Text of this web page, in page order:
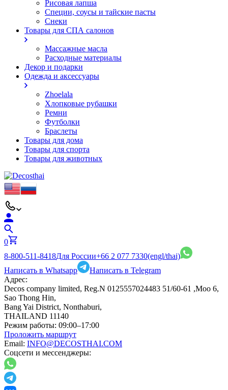
Рисовая лапша
Специи, соусы и тайские пасты
Снеки
Товары для СПА салонов
Массажные масла
Расходные материалы
Декор и подарки
Одежда и аксессуары
Zhoelala
Хлопковые рубашки
Ремни
Футболки
Браслеты
Товары для дома
Товары для спорта
Товары для животных
0
8-800-511-8418Для России+66 2 077 7330(engl/thai)
Написать в Whatsapp
Написать в Telegram
Адрес:
Decos company limited, Reg.N 0125557024483 51/60-61 ,Moo 6,
Sao Thong Hin,
Bang Yai District, Nonthaburi,
THAILAND 11140
Режим работы: 09:00–17:00
Проложить маршрут
Email: INFO@DECOSTHAI.COM
Соцсети и мессенджеры: